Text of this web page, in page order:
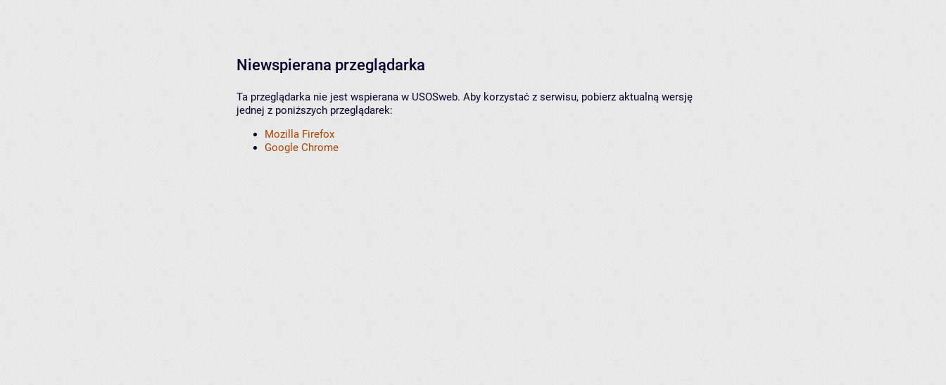
Niewspierana przeglądarka
Ta przeglądarka nie jest wspierana w USOSweb. Aby korzystać z serwisu, pobierz aktualną wersję
jednej z poniższych przeglądarek:
Mozilla Firefox
Google Chrome